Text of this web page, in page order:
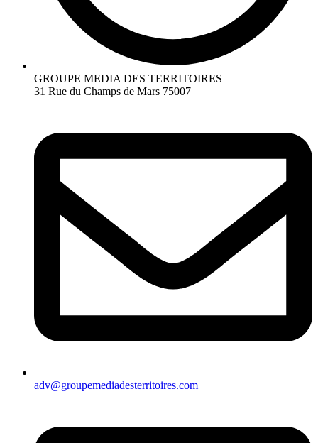
GROUPE MEDIA DES TERRITOIRES
31 Rue du Champs de Mars 75007
adv@groupemediadesterritoires.com